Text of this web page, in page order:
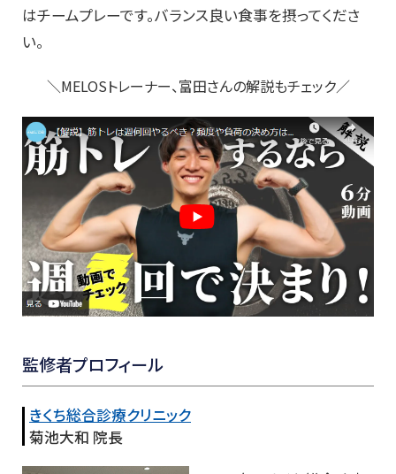
はチームプレーです。バランス良い食事を摂ってくださ
い。
＼MELOSトレーナー、富田さんの解説もチェック／
監修者プロフィール
きくち総合診療クリニック
菊池大和 院長